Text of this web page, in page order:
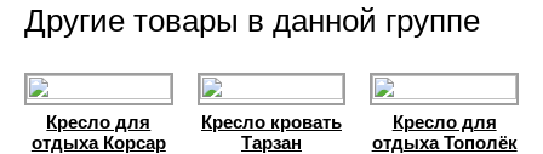
Другие товары в данной группе
Кресло для
отдыха Корсар
Кресло кровать
Тарзан
Кресло для
отдыха Тополёк